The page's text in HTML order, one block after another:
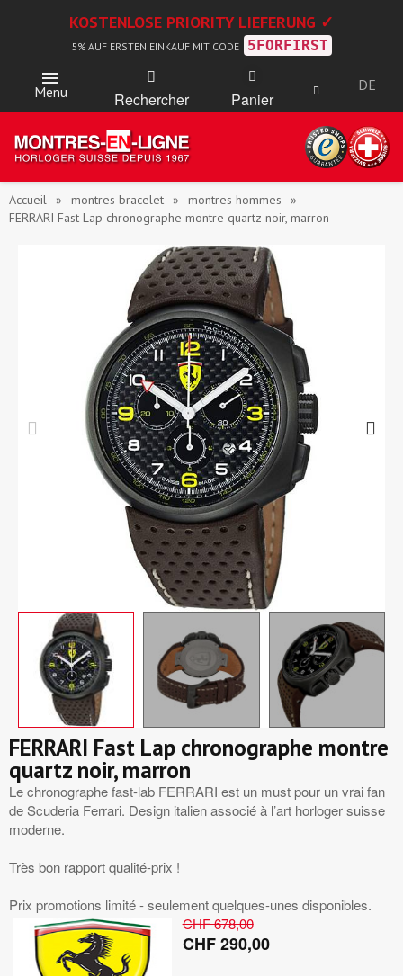
KOSTENLOSE PRIORITY LIEFERUNG ✓
5% AUF ERSTEN EINKAUF MIT CODE 5FORFIRST
Menu Rechercher Panier
DE
Accueil montres bracelet
montres hommes
FERRARI Fast Lap chronographe montre quartz noir, marron
FERRARI Fast Lap chronographe montre
quartz noir, marron
Le chronographe fast-lab FERRARI est un must pour un vrai fan
de Scuderia Ferrari. Design italien associé à l’art horloger suisse
moderne.
Très bon rapport qualité-prix !
Prix promotions limité - seulement quelques-unes disponibles.
CHF 678,00
CHF 290,00